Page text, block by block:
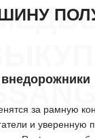
за рамную
и уверенную